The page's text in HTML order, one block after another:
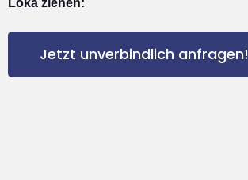
Loka ziehen:
Jetzt unverbindlich anfragen!